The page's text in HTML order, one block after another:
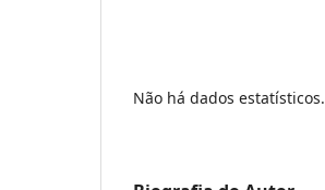
Não há dados estatísticos.